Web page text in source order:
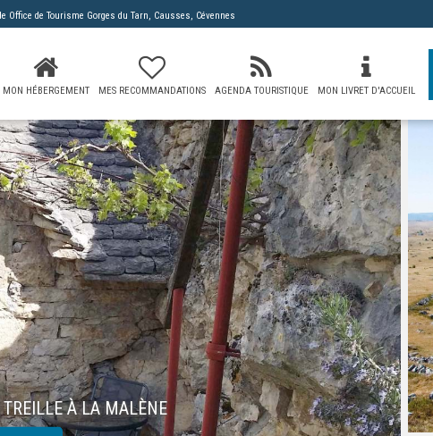
Office de Tourisme Gorges du Tarn, Causses, Cévennes
MON HÉBERGEMENT MES RECOMMANDATIONS AGENDA TOURISTIQUE MON LIVRET D'ACCUEIL
À LA MALÈNE